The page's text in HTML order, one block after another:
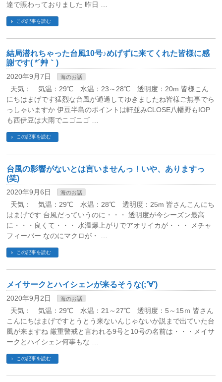
達で賑わっておりました 昨日 …
この記事を読む
結局潜れちゃった台風10号♪めげずに来てくれた皆様に感
謝です( *´艸｀)
2020年9月7日 海のお話
天気： 気温：29℃ 水温：23～28℃ 透明度：20m 皆様こん
にちはまげです猛烈な台風が通過してゆきましたね皆様ご無事でら
っしゃいますか 伊豆半島のポイントは軒並みCLOSE八幡野もIOP
も西伊豆は大雨でニゴニゴ …
この記事を読む
台風の影響がないとは言いませんっ！いや、ありますっ
(笑)
2020年9月6日 海のお話
天気： 気温：29℃ 水温：28℃ 透明度：25m 皆さんこんにち
はまげです 台風だっていうのに・・・ 透明度が今シーズン最高
に・・・良くて・・・ 水温爆上がりでアオリイカが・・・ メチャ
フィーバー なのにマクロが・ …
この記事を読む
メイサークとハイシェンが来るそうな(;’∀’)
2020年9月2日 海のお話
天気： 気温：29℃ 水温：21～27℃ 透明度：5～15ｍ 皆さん
こんにちはまげですとうとう来ないんじゃないか説まで出ていた台
風が来ますね 厳重警戒と言われる9号と10号の名前は・・・メイサ
ークとハイシェン何事もな …
この記事を読む